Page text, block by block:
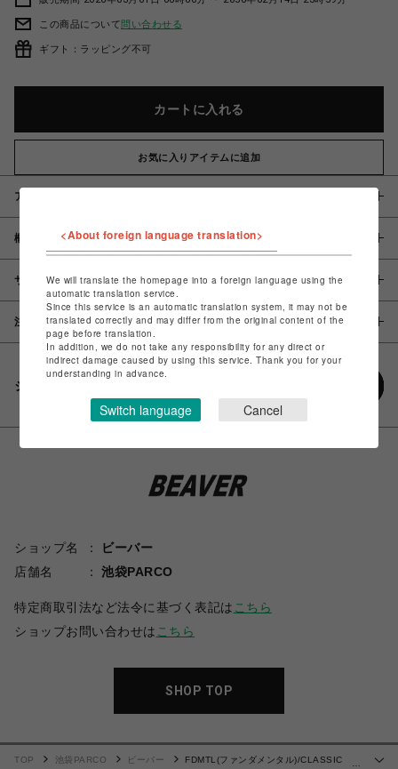
この商品について問い合わせる
ギフト：ラッピング不可
カートに入れる
お気に入りアイテムに追加
アイテム説明 / 素材
概要
サイズ
注意事項
シェアする
ショップ名
ビーバー
店舗名
池袋PARCO
特定商取引法など法令に基づく表記は こちら
ショップお問い合わせは こちら
SHOP TOP
TOP 池袋PARCO ビーバー
FDMTL(ファンダメンタル)/CLASSIC
<About foreign language translation>
We will translate the homepage into a foreign language using the
automatic translation service.
Since this service is an automatic translation system, it may not be
translated correctly and may differ from the original content of the
page before translation.
In addition, we do not take any responsibility for any direct or
indirect damage caused by using this service. Thank you for your
understanding in advance.
Switch language Cancel